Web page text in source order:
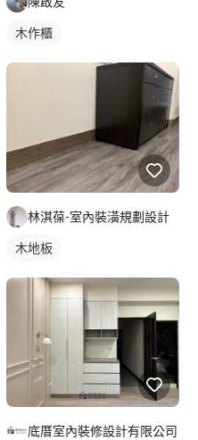
木作櫃
林淇葆-室內裝潢規劃設計
木地板
底厝室內裝修設計有限公司